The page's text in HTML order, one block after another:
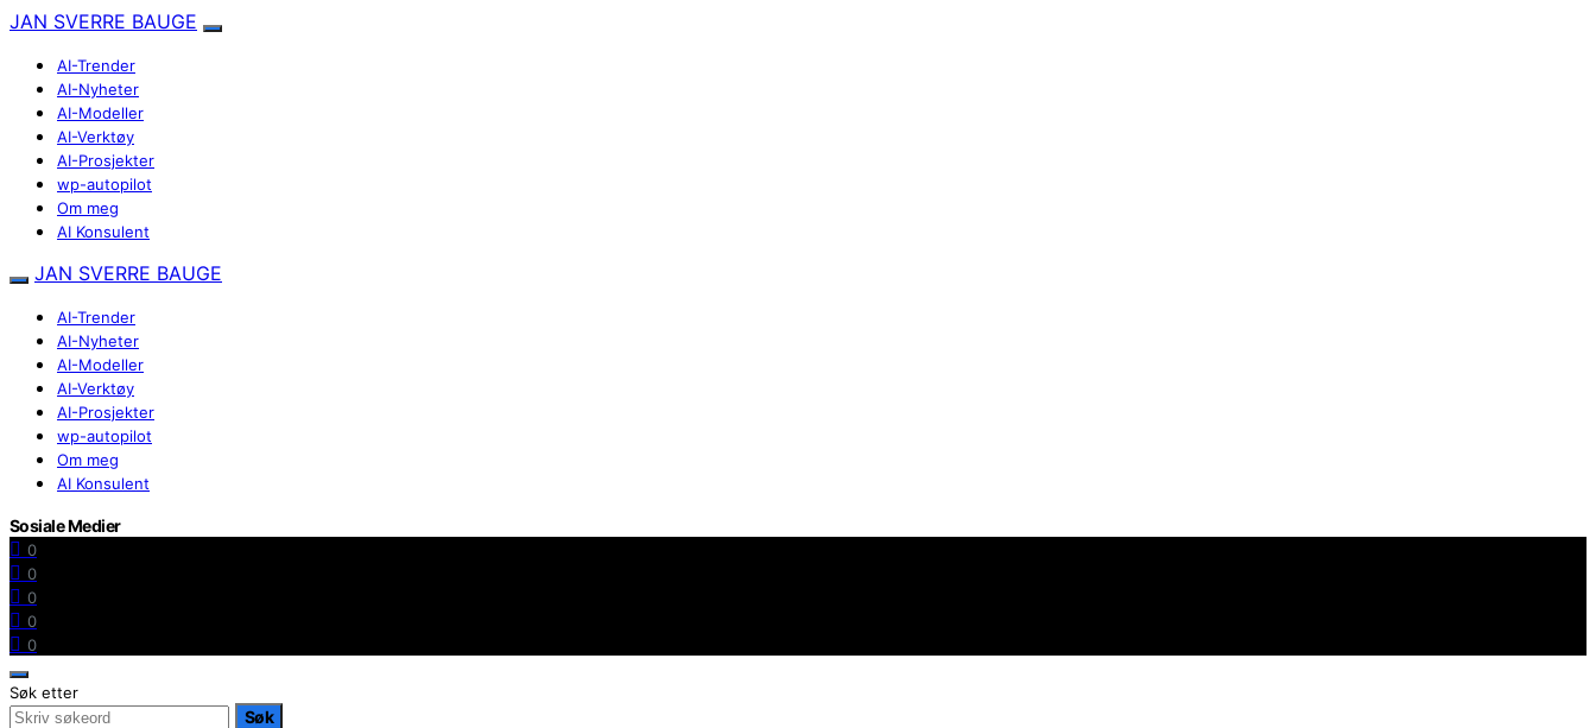
JAN SVERRE BAUGE
AI-Trender
AI-Nyheter
AI-Modeller
AI-Verktøy
AI-Prosjekter
wp-autopilot
Om meg
AI Konsulent
JAN SVERRE BAUGE
AI-Trender
AI-Nyheter
AI-Modeller
AI-Verktøy
AI-Prosjekter
wp-autopilot
Om meg
AI Konsulent
Sosiale Medier
0
0
0
0
0
Søk etter
Søk